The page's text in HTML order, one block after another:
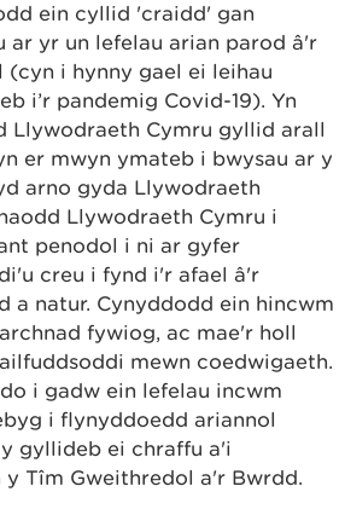
ein cyllid 'craidd' gan
ar yr un lefelau arian parod â'r
i hynny gael ei leihau
i’r pandemig Covid-19). Yn
Llywodraeth Cymru gyllid arall
er mwyn ymateb i bwysau ar y
arno gyda Llywodraeth
Llywodraeth Cymru i
penodol i ni ar gyfer
creu i fynd i'r afael â'r
a natur. Cynyddodd ein hincwm
fywiog, ac mae'r holl
mewn coedwigaeth.
i gadw ein lefelau incwm
i flynyddoedd ariannol
gyllideb ei chraffu a'i
Tîm Gweithredol a'r Bwrdd.